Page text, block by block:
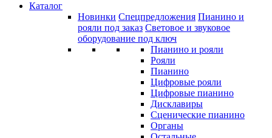
Каталог
Новинки Спецпредложения Пианино и
рояли под заказ Световое и звуковое
оборудование под ключ
Пианино и рояли
Рояли
Пианино
Цифровые рояли
Цифровые пианино
Дисклавиры
Сценические пианино
Органы